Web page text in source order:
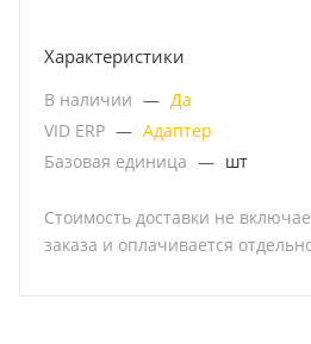
Характеристики
В наличии — Да
VID ERP — Адаптер
Базовая единица — шт
Стоимость доставки не
заказа и оплачивается